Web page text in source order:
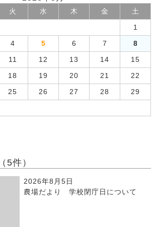
火 水 木 金 土
1
4 5 6 7 8
11 12 13 14 15
18 19 20 21 22
25 26 27 28 29
5件）
2026年8月5日
農場だより 学校閉庁日について